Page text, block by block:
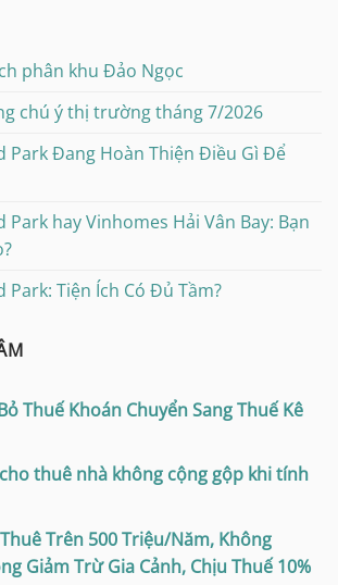
phân khu Đảo Ngọc
chú ý thị trường tháng 7/2026
Park Đang Hoàn Thiện Điều Gì Để
hay Vinhomes Hải Vân Bay: Bạn
Tiện Ích Có Đủ Tầm?
Thuế Khoán Chuyển Sang Thuế Kê
thuê nhà không cộng gộp khi tính
Trên 500 Triệu/Năm, Không
Giảm Trừ Gia Cảnh, Chịu Thuế 10%